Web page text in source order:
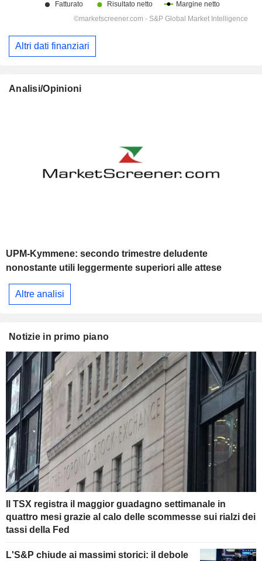
Altri dati finanziari
Analisi/Opinioni
UPM-Kymmene: secondo trimestre deludente
nonostante utili leggermente superiori alle attese
Altre analisi
Notizie in primo piano
Il TSX registra il maggior guadagno settimanale in
quattro mesi grazie al calo delle scommesse sui rialzi dei
tassi della Fed
L'S&P chiude ai massimi storici: il debole